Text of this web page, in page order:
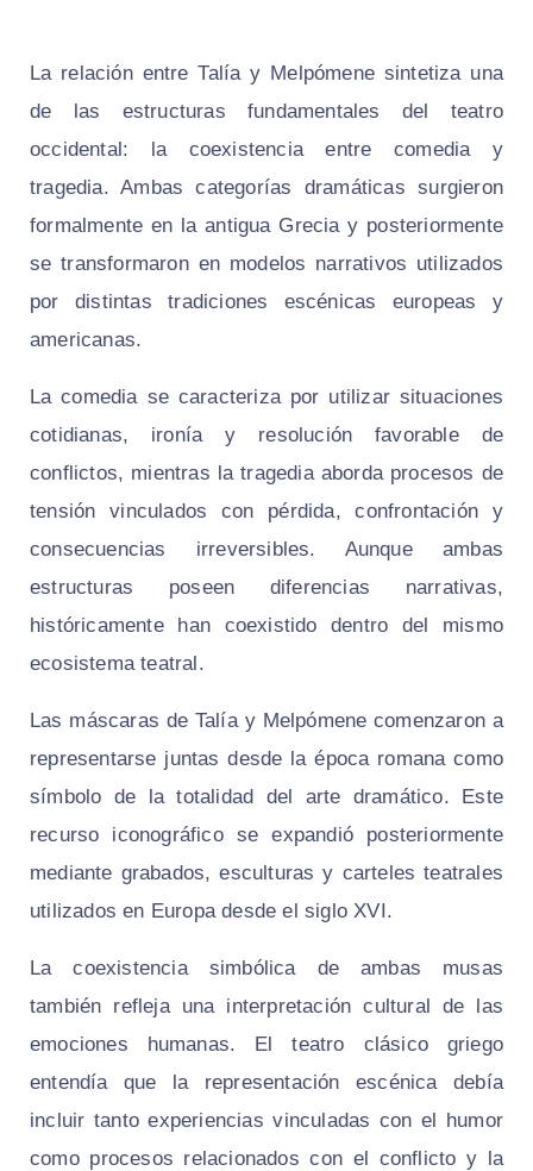
La relación entre Talía y Melpómene sintetiza una
de las estructuras fundamentales del teatro
occidental: la coexistencia entre comedia y
tragedia. Ambas categorías dramáticas surgieron
formalmente en la antigua Grecia y posteriormente
se transformaron en modelos narrativos utilizados
por distintas tradiciones escénicas europeas y
americanas.
La comedia se caracteriza por utilizar situaciones
cotidianas, ironía y resolución favorable de
conflictos, mientras la tragedia aborda procesos de
tensión vinculados con pérdida, confrontación y
consecuencias irreversibles. Aunque ambas
estructuras poseen diferencias narrativas,
históricamente han coexistido dentro del mismo
ecosistema teatral.
Las máscaras de Talía y Melpómene comenzaron a
representarse juntas desde la época romana como
símbolo de la totalidad del arte dramático. Este
recurso iconográfico se expandió posteriormente
mediante grabados, esculturas y carteles teatrales
utilizados en Europa desde el siglo XVI.
La coexistencia simbólica de ambas musas
también refleja una interpretación cultural de las
emociones humanas. El teatro clásico griego
entendía que la representación escénica debía
incluir tanto experiencias vinculadas con el humor
como procesos relacionados con el conflicto y la